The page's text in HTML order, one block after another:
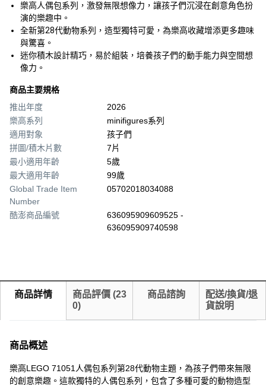
樂高人偶包系列，激發無限想像力，讓孩子們沉浸在創意角色扮
演的樂趣中。
全新第28代動物系列，造型獨特可愛，為樂高收藏增添更多趣味
與驚喜。
迷你積木設計精巧，易於組裝，培養孩子們的動手能力與空間想
像力。
商品主要規格
推出年度
2026
樂高系列
minifigures系列
適用對象
孩子們
拼圖/積木片數
7片
最小適用年齡
5歲
最大適用年齡
99歲
Global Trade Item
Number
05702018034088
酷澎商品編號
636095909609525 -
636095909740598
商品詳情 商品評價 (23
0)
商品諮詢
配送/換貨/退
貨說明
商品概述
樂高LEGO 71051人偶包系列第28代動物主題，為孩子們帶來無限
的創意樂趣。這款獨特的人偶包系列，包含了多種可愛的動物造型